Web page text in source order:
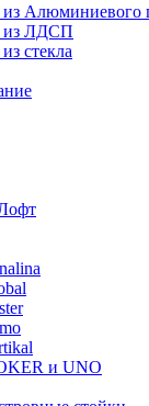
Алюминиевого
из ЛДСП
стекла
и UNO